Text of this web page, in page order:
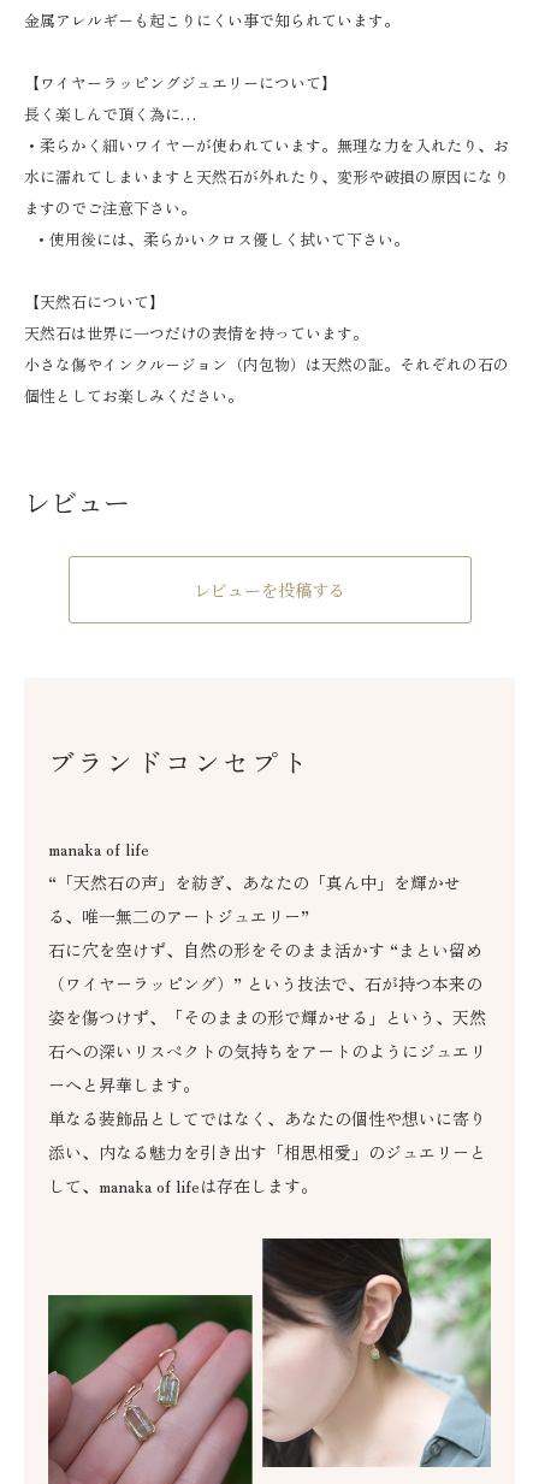
金属アレルギーも起こりにくい事で知られています。
【ワイヤーラッピングジュエリーについて】
長く楽しんで頂く為に…
・柔らかく細いワイヤーが使われています。無理な力を入れたり、お
水に濡れてしまいますと天然石が外れたり、変形や破損の原因になり
ますのでご注意下さい。
・使用後には、柔らかいクロス優しく拭いて下さい。
【天然石について】
天然石は世界に一つだけの表情を持っています。
小さな傷やインクルージョン（内包物）は天然の証。それぞれの石の
個性としてお楽しみください。
レビュー
レビューを投稿する
ブランドコンセプト
manaka of life
“「天然石の声」を紡ぎ、あなたの「真ん中」を輝かせ
る、唯一無二のアートジュエリー”
石に穴を空けず、自然の形をそのまま活かす “まとい留め
（ワイヤーラッピング）” という技法で、石が持つ本来の
姿を傷つけず、「そのままの形で輝かせる」という、天然
石への深いリスペクトの気持ちをアートのようにジュエリ
ーへと昇華します。
単なる装飾品としてではなく、あなたの個性や想いに寄り
添い、内なる魅力を引き出す「相思相愛」のジュエリーと
して、manaka of lifeは存在します。